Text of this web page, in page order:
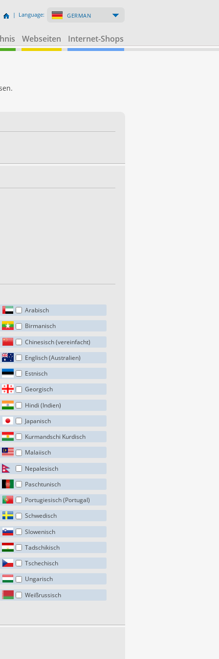
| Language: GERMAN
Webseiten Internet-Shops
Arabisch
Birmanisch
Chinesisch (vereinfacht)
Englisch (Australien)
Estnisch
Georgisch
Hindi (Indien)
Japanisch
Kurmandschi Kurdisch
Malaiisch
Nepalesisch
Paschtunisch
Portugiesisch (Portugal)
Schwedisch
Slowenisch
Tadschikisch
Tschechisch
Ungarisch
Weißrussisch